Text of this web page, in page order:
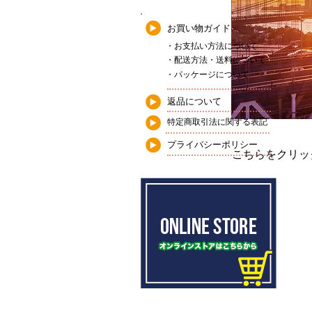
こちらをクリ
お買い物ガイド
・お支払い方法について
・配送方法・送料について
・パッケージについて
返品について
特定商取引法に関する表記
プライバシーポリシー